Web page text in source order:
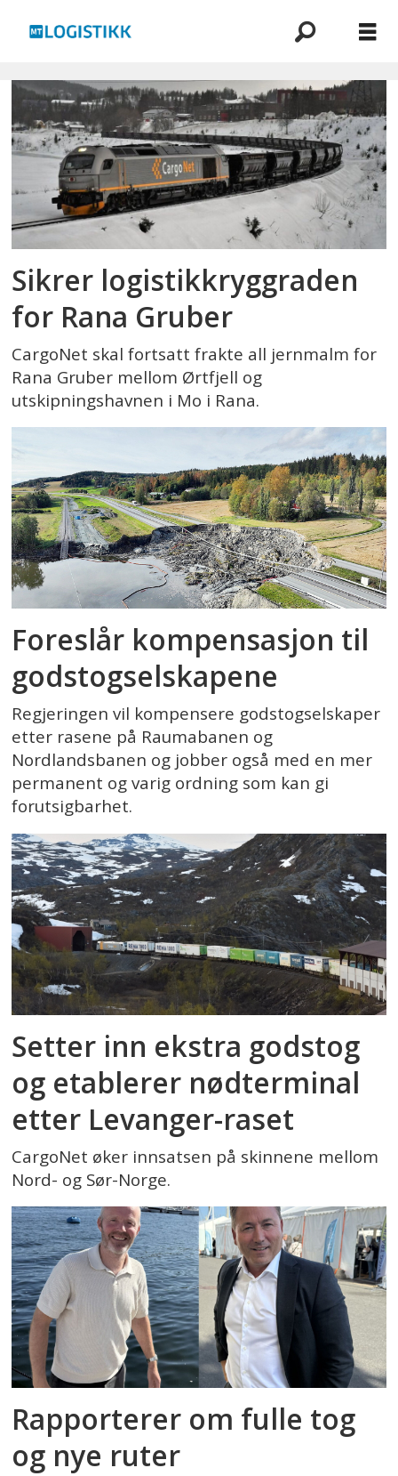
Emne:
cargonet
Sikrer logistikk­ryggraden
for Rana Gruber
CargoNet skal fortsatt frakte all jernmalm for
Rana Gruber mellom Ørtfjell og
utskipningshavnen i Mo i Rana.
Foreslår kompensasjon til
godstogselskapene
Regjeringen vil kompensere godstogselskaper
etter rasene på Raumabanen og
Nordlandsbanen og jobber også med en mer
permanent og varig ordning som kan gi
forutsigbarhet.
Setter inn ekstra godstog
og etablerer nødterminal
etter Levanger-raset
CargoNet øker innsatsen på skinnene mellom
Nord- og Sør-Norge.
Rapporterer om fulle tog
og nye ruter